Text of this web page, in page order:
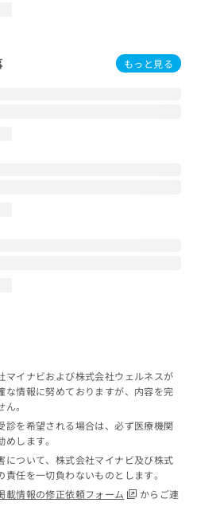
もっと見る
マイナビおよび株式会社ウェルネスが
な情報に努めておりますが、内容を完
。
診を希望される場合は、必ず医療機関
します。
について、株式会社マイナビ及び株式
任を一切負わないものとします。
載情報の修正依頼フォーム
からご連